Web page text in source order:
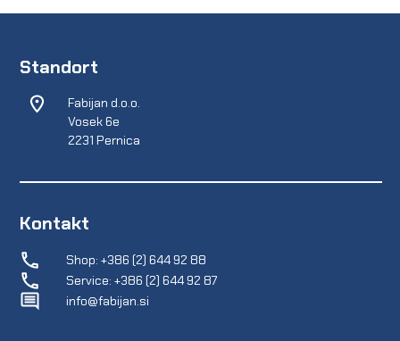
Standort
Fabijan d.o.o.
Vosek 6e
2231 Pernica
Kontakt
Shop: +386 (2) 644 92 88
Service: +386 (2) 644 92 87
info@fabijan.si